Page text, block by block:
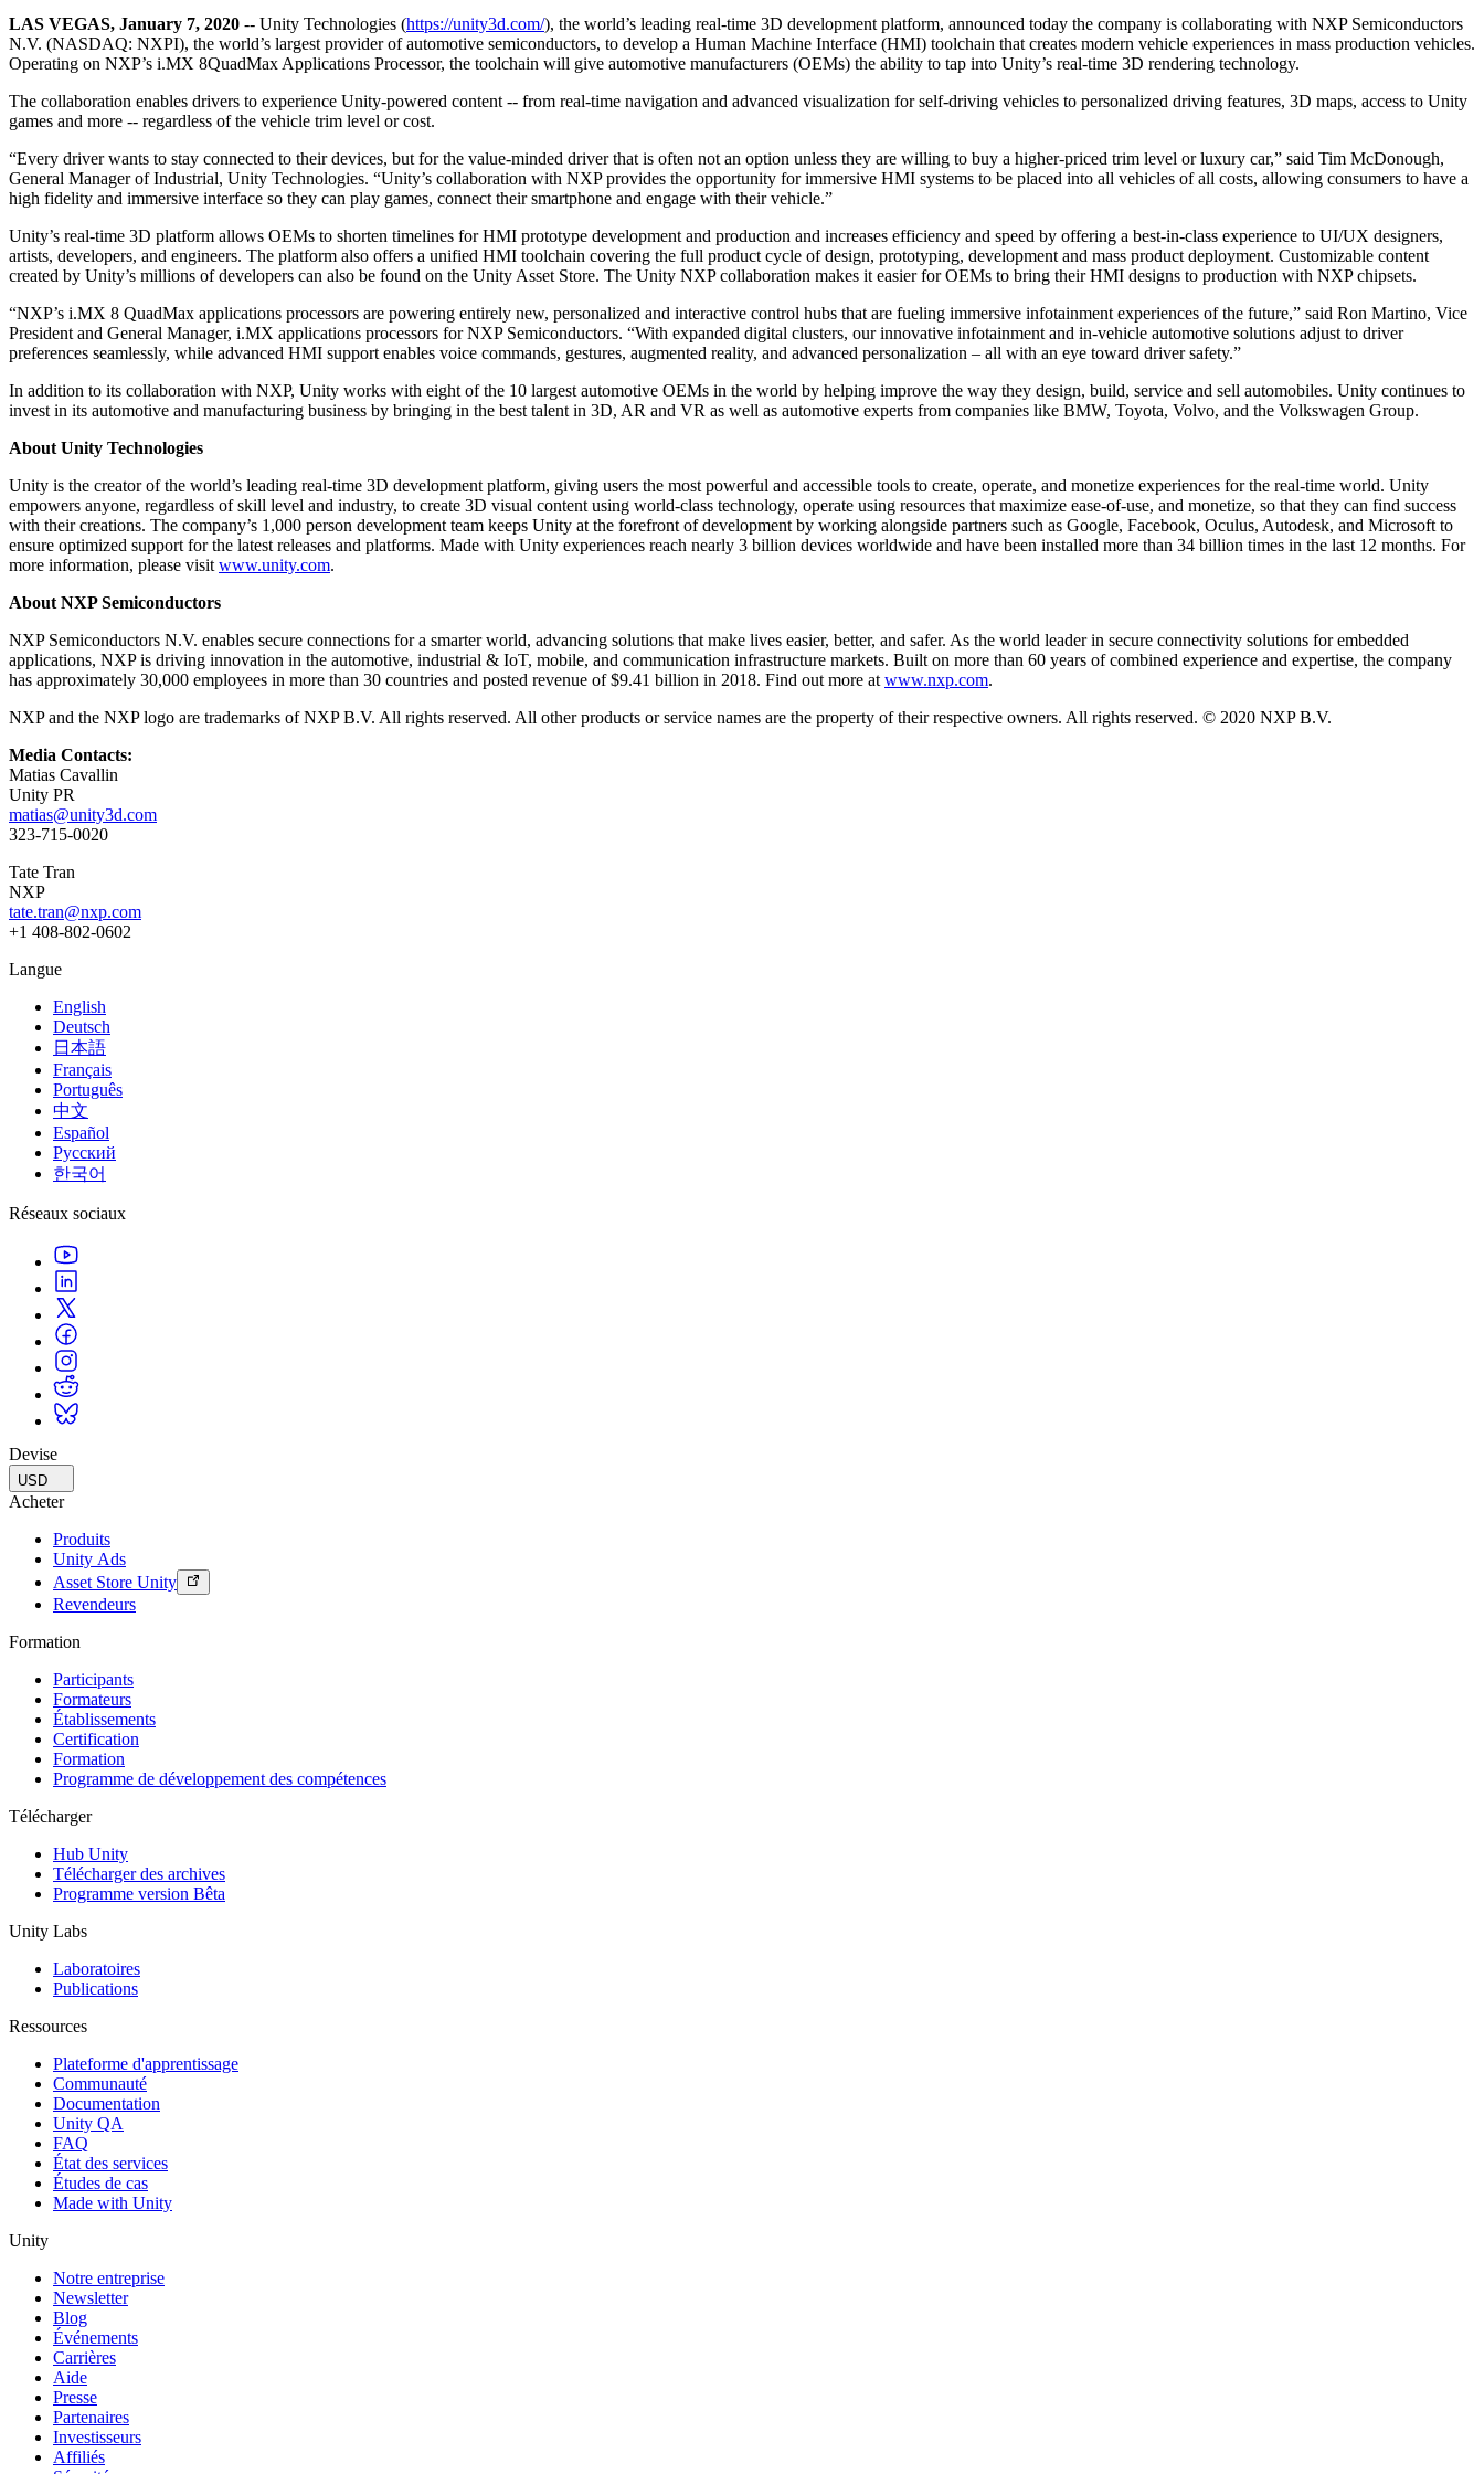
LiveOps
Informations post-lancement et opérations de jeu en direct
Acquisition de nouveaux joueurs
Faites-vous découvrir et acquérez des utilisateurs mobiles
Achats intégrés
Monétisation
Connectez les joueurs avec les bons jeux
Faites de la publicité avec Unity
Monétisez avec Unity
Cas d’utilisation
Créez et développez des succès mobiles avec Unity
Jeux indépendants
Lancez de grands jeux avec de petites équipes
Jeux XR
Lancez des jeux XR sur plusieurs plateformes
Jeux multijoueur
Distribution
Transformer les expériences en magasin en expériences en ligne
Automobile
Stimulez l'innovation et les expériences en voiture
Voir toutes les industries
Informations
Études de cas
Guides des meilleures pratiques
Conseils et astuces d'experts
Démos
Toutes les ressources
Nouveautés
Blog
Mises à jour, informations et conseils techniques
Actualités, histoires et centre de presse
Rejoignez les développeurs, créateurs et initiés
Unity Awards
Guides pratiques
Conseils pratiques et meilleures pratiques
Pour les étudiants
Démarrez votre carrière
Pour les enseignants
Licence d'enseignement subventionnée
Apportez la puissance de Unity à votre institution
Certifications
Prouvez votre maîtrise de Unity
LAS VEGAS, January 7, 2020 -- Unity Technologies (https://unity3d.com/), the world’s leading real-time 3D development platform, announced today the company is collaborating with NXP Semiconductors
N.V. (NASDAQ: NXPI), the world’s largest provider of automotive semiconductors, to develop a Human Machine Interface (HMI) toolchain that creates modern vehicle experiences in mass production vehicles.
Operating on NXP’s i.MX 8QuadMax Applications Processor, the toolchain will give automotive manufacturers (OEMs) the ability to tap into Unity’s real-time 3D rendering technology.
The collaboration enables drivers to experience Unity-powered content -- from real-time navigation and advanced visualization for self-driving vehicles to personalized driving features, 3D maps, access to Unity
games and more -- regardless of the vehicle trim level or cost.
“Every driver wants to stay connected to their devices, but for the value-minded driver that is often not an option unless they are willing to buy a higher-priced trim level or luxury car,” said Tim McDonough,
General Manager of Industrial, Unity Technologies. “Unity’s collaboration with NXP provides the opportunity for immersive HMI systems to be placed into all vehicles of all costs, allowing consumers to have a
high fidelity and immersive interface so they can play games, connect their smartphone and engage with their vehicle.”
Unity’s real-time 3D platform allows OEMs to shorten timelines for HMI prototype development and production and increases efficiency and speed by offering a best-in-class experience to UI/UX designers,
artists, developers, and engineers. The platform also offers a unified HMI toolchain covering the full product cycle of design, prototyping, development and mass product deployment. Customizable content
created by Unity’s millions of developers can also be found on the Unity Asset Store. The Unity NXP collaboration makes it easier for OEMs to bring their HMI designs to production with NXP chipsets.
“NXP’s i.MX 8 QuadMax applications processors are powering entirely new, personalized and interactive control hubs that are fueling immersive infotainment experiences of the future,” said Ron Martino, Vice
President and General Manager, i.MX applications processors for NXP Semiconductors. “With expanded digital clusters, our innovative infotainment and in-vehicle automotive solutions adjust to driver
preferences seamlessly, while advanced HMI support enables voice commands, gestures, augmented reality, and advanced personalization – all with an eye toward driver safety.”
In addition to its collaboration with NXP, Unity works with eight of the 10 largest automotive OEMs in the world by helping improve the way they design, build, service and sell automobiles. Unity continues to
invest in its automotive and manufacturing business by bringing in the best talent in 3D, AR and VR as well as automotive experts from companies like BMW, Toyota, Volvo, and the Volkswagen Group.
About Unity Technologies
Unity is the creator of the world’s leading real-time 3D development platform, giving users the most powerful and accessible tools to create, operate, and monetize experiences for the real-time world. Unity
empowers anyone, regardless of skill level and industry, to create 3D visual content using world-class technology, operate using resources that maximize ease-of-use, and monetize, so that they can find success
with their creations. The company’s 1,000 person development team keeps Unity at the forefront of development by working alongside partners such as Google, Facebook, Oculus, Autodesk, and Microsoft to
ensure optimized support for the latest releases and platforms. Made with Unity experiences reach nearly 3 billion devices worldwide and have been installed more than 34 billion times in the last 12 months. For
more information, please visit www.unity.com.
About NXP Semiconductors
NXP Semiconductors N.V. enables secure connections for a smarter world, advancing solutions that make lives easier, better, and safer. As the world leader in secure connectivity solutions for embedded
applications, NXP is driving innovation in the automotive, industrial & IoT, mobile, and communication infrastructure markets. Built on more than 60 years of combined experience and expertise, the company
has approximately 30,000 employees in more than 30 countries and posted revenue of $9.41 billion in 2018. Find out more at www.nxp.com.
NXP and the NXP logo are trademarks of NXP B.V. All rights reserved. All other products or service names are the property of their respective owners. All rights reserved. © 2020 NXP B.V.
Media Contacts:
Matias Cavallin
Unity PR
matias@unity3d.com
323-715-0020
Tate Tran
NXP
tate.tran@nxp.com
+1 408-802-0602
Langue
English
Deutsch
日本語
Français
Português
中文
Español
Русский
한국어
Réseaux sociaux
Devise
USD
Acheter
Produits
Unity Ads
Asset Store Unity
Revendeurs
Formation
Participants
Formateurs
Établissements
Certification
Formation
Programme de développement des compétences
Télécharger
Hub Unity
Télécharger des archives
Programme version Bêta
Unity Labs
Laboratoires
Publications
Ressources
Plateforme d'apprentissage
Communauté
Documentation
Unity QA
FAQ
État des services
Études de cas
Made with Unity
Unity
Notre entreprise
Newsletter
Blog
Événements
Carrières
Aide
Presse
Partenaires
Investisseurs
Affiliés